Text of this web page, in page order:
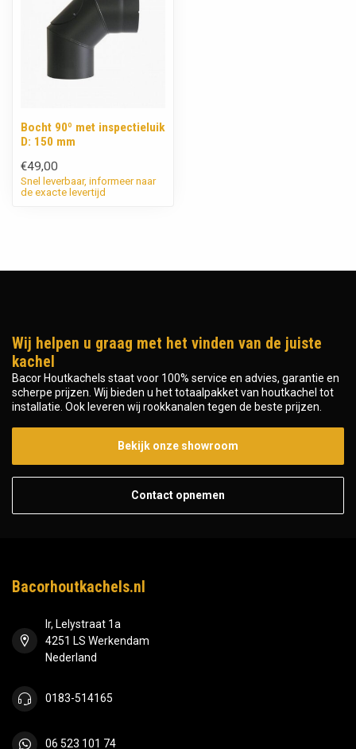
Bocht 90º met inspectieluik
D: 150 mm
€49,00
Snel leverbaar, informeer naar
de exacte levertijd
Wij helpen u graag met het vinden van de juiste
kachel
Bacor Houtkachels staat voor 100% service en advies, garantie en
scherpe prijzen. Wij bieden u het totaalpakket van houtkachel tot
installatie. Ook leveren wij rookkanalen tegen de beste prijzen.
Bekijk onze showroom
Contact opnemen
Bacorhoutkachels.nl
Ir, Lelystraat 1a
4251 LS Werkendam
Nederland
0183-514165
06 523 101 74